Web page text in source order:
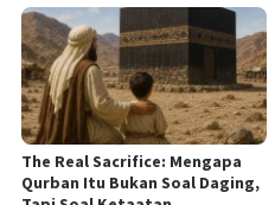
The Real Sacrifice: Mengapa
Qurban Itu Bukan Soal Daging,